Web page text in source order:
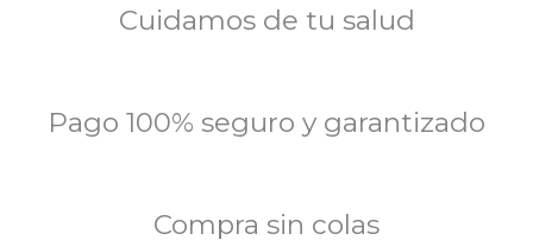
Cuidamos de tu salud
Pago 100% seguro y garantizado
Compra sin colas